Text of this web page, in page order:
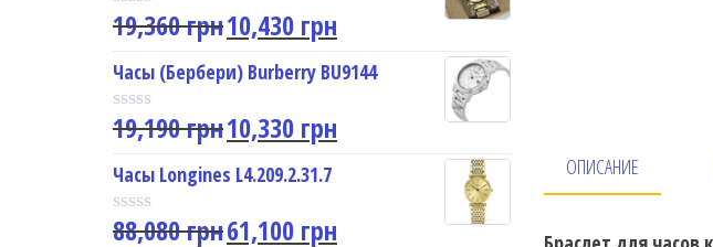
0
o
u
t
o
f
5
R
t
e
d
0
o
u
t
o
f
5
19,360грн10,430 грн
Часы (Бербери) Burberry BU9144
R
t
e
d
0
19,190грн10,330 грн
Часы Longines L4.209.2.31.7
R
88,080грн61,100 грн
ОПИСАНИЕ